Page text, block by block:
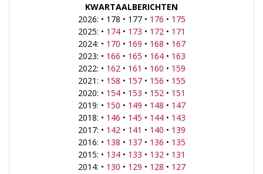
KWARTAALBERICHTEN
2026: • 178 • 177 • 176 • 175
2025: • 174• 173 • 172 • 171
2024: • 170 • 169 • 168 • 167
2023: • 166 • 165 • 164• 163
2022: • 162 • 161 • 160 • 159
2021: • 158 • 157• 156 • 155
2020: • 154• 153 • 152 • 151
2019: • 150 • 149 • 148 • 147
2018: • 146 • 145 • 144• 143
2017: • 142 • 141 • 140 • 139
2016: • 138 • 137• 136 • 135
2015: • 134• 133 • 132 • 131
2014: • 130 • 129 • 128 • 127